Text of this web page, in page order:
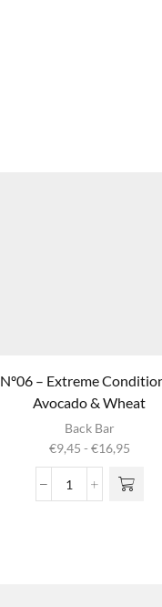
Nº06 – Extreme
Avocado & Wheat
Back Bar
€9,45 - €16,95
tot
Nº06
heeft
meerdere
optie kan